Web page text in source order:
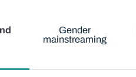
Gender
mainstreaming